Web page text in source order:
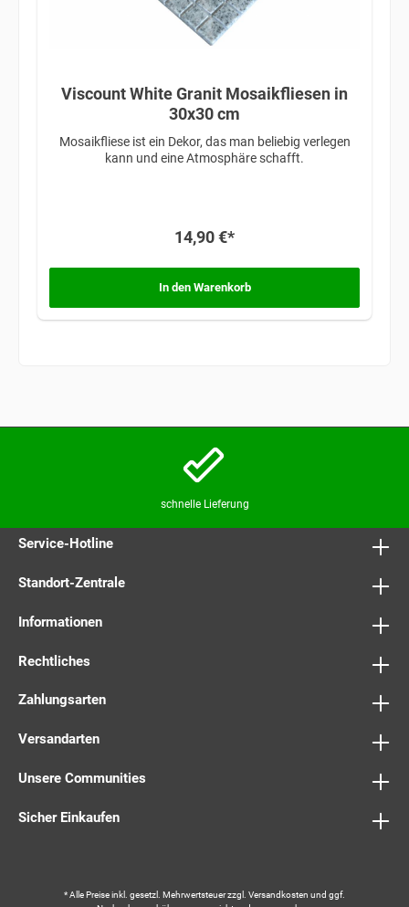
Viscount White Granit Mosaikfliesen in
30x30 cm
Mosaikfliese ist ein Dekor, das man beliebig verlegen
kann und eine Atmosphäre schafft.
14,90 €*
In den Warenkorb
schnelle Lieferung
Service-Hotline
Standort-Zentrale
Informationen
Rechtliches
Zahlungsarten
Versandarten
Unsere Communities
Sicher Einkaufen
* Alle Preise inkl. gesetzl. Mehrwertsteuer zzgl. Versandkosten und ggf.